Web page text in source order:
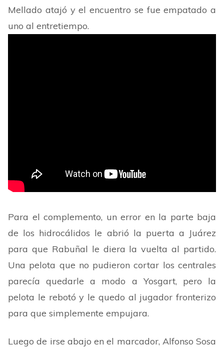
Mellado atajó y el encuentro se fue empatado a
uno al entretiempo.
Para el complemento, un error en la parte baja
de los hidrocálidos le abrió la puerta a Juárez
para que Rabuñal le diera la vuelta al partido.
Una pelota que no pudieron cortar los centrales
parecía quedarle a modo a Yosgart, pero la
pelota le rebotó y le quedo al jugador fronterizo
para que simplemente empujara.
Luego de irse abajo en el marcador, Alfonso Sosa